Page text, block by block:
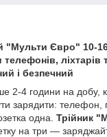
"Мульти Євро" 10-
ліхтарів
і безпечний
2-4 години на добу,
зарядити: телефон,
одна. Трійник
на три —